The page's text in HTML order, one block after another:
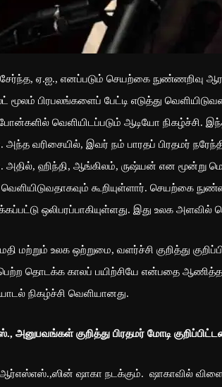
ஏ.ஐ., எனப்படும் செயற்கை நுண்ணறிவு
மூலம் பிரபலங்களைப் பேட்டி எடுத்து
வெளியிடப்படும் ஆடியோ நிகழ்ச்சி.
அந்த வரிசையில், இவர் நம் பாரதப் பிரதமர்
அதில், ஹிந்தி, ஆங்கிலம், ருஷ்யன் என மூன்று
கூறியுள்ளார். செயற்கை
ஒலிபரப்பாகியுள்ளது. இது உலக அளவில்
மற்றும் உலக ஒற்றுமை, வளர்ச்சி குறித்து
தொடக்க காலப் பயிற்சியே என்பதை
நிகழ்ச்சி வெளியானது.
அனுபவங்கள் குறித்து பிரதமர் மோடி
ஆர்எஸ்எஸ்.,ஸின் ஷாகா நடக்கும். ஷாகாவில்